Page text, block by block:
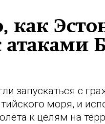
как
атаками
запускаться с
моря, и
к целям на